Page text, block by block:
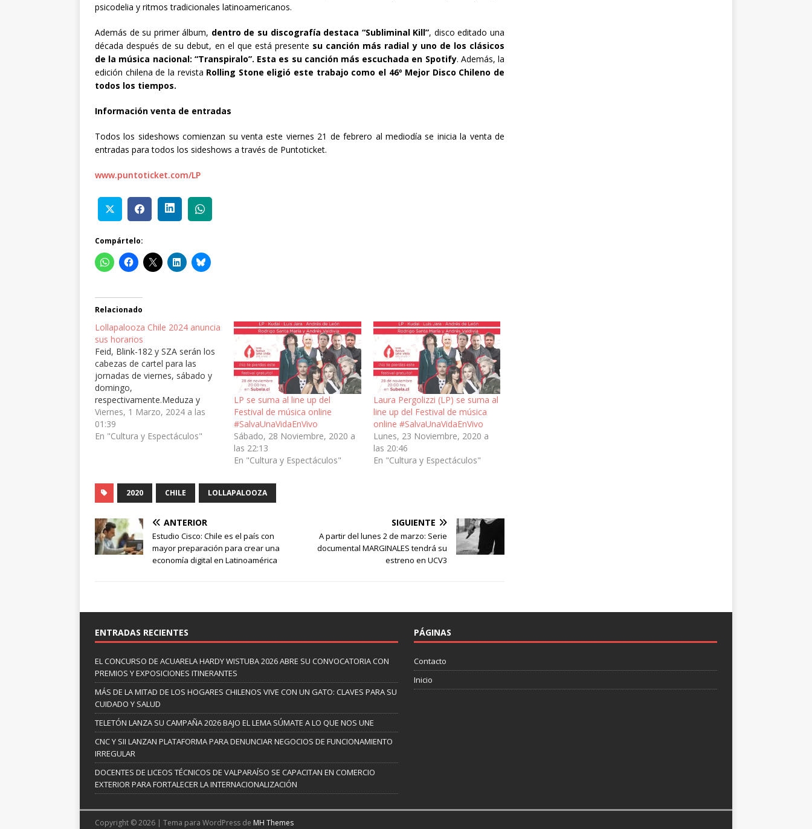
psicodelia y ritmos tradicionales latinoamericanos.
Además de su primer álbum, dentro de su discografía destaca “Subliminal Kill”, disco editado una
década después de su debut, en el que está presente su canción más radial y uno de los clásicos
de la música nacional: “Transpiralo”. Esta es su canción más escuchada en Spotify. Además, la
edición chilena de la revista Rolling Stone eligió este trabajo como el 46º Mejor Disco Chileno de
todos los tiempos.
Información venta de entradas
Todos los sideshows comienzan su venta este viernes 21 de febrero al mediodía se inicia la venta de
entradas para todos los sideshows a través de Puntoticket.
www.puntoticket.com/LP
Compártelo:
Relacionado
Lollapalooza Chile 2024 anuncia
sus horarios
Feid, Blink-182 y SZA serán los
cabezas de cartel para las
jornadas de viernes, sábado y
domingo,
respectivamente.Meduza y
Chencho Corleone extenderán
la fiesta del viernes y
sábado.Glup!, Estoy bien y Dj
RIAL DE
PRENSAhttps://drive.google.co
XEDa-pX-
1oo9OpxTRoZJwb1Santiago, 29
de febrero de 2024. A…
Viernes, 1 Marzo, 2024 a las
01:39
En "Cultura y Espectáculos"
LP se suma al line up del
Festival de música online
#SalvaUnaVidaEnVivo
Sábado, 28 Noviembre, 2020 a
las 22:13
En "Cultura y Espectáculos"
Laura Pergolizzi (LP) se suma al
line up del Festival de música
online #SalvaUnaVidaEnVivo
Lunes, 23 Noviembre, 2020 a
las 20:46
En "Cultura y Espectáculos"
2020 CHILE LOLLAPALOOZA
ANTERIOR
Estudio Cisco: Chile es el país con
mayor preparación para crear una
economía digital en Latinoamérica
SIGUIENTE
A partir del lunes 2 de marzo: Serie
documental MARGINALES tendrá su
estreno en UCV3
ENTRADAS RECIENTES
EL CONCURSO DE ACUARELA HARDY WISTUBA 2026 ABRE SU CONVOCATORIA CON
PREMIOS Y EXPOSICIONES ITINERANTES
MÁS DE LA MITAD DE LOS HOGARES CHILENOS VIVE CON UN GATO: CLAVES PARA SU
CUIDADO Y SALUD
TELETÓN LANZA SU CAMPAÑA 2026 BAJO EL LEMA SÚMATE A LO QUE NOS UNE
CNC Y SII LANZAN PLATAFORMA PARA DENUNCIAR NEGOCIOS DE FUNCIONAMIENTO
IRREGULAR
DOCENTES DE LICEOS TÉCNICOS DE VALPARAÍSO SE CAPACITAN EN COMERCIO
EXTERIOR PARA FORTALECER LA INTERNACIONALIZACIÓN
PÁGINAS
Contacto
Inicio
Copyright © 2026 | Tema para WordPress de MH Themes